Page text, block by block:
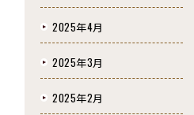
2025年4月
2025年3月
2025年2月